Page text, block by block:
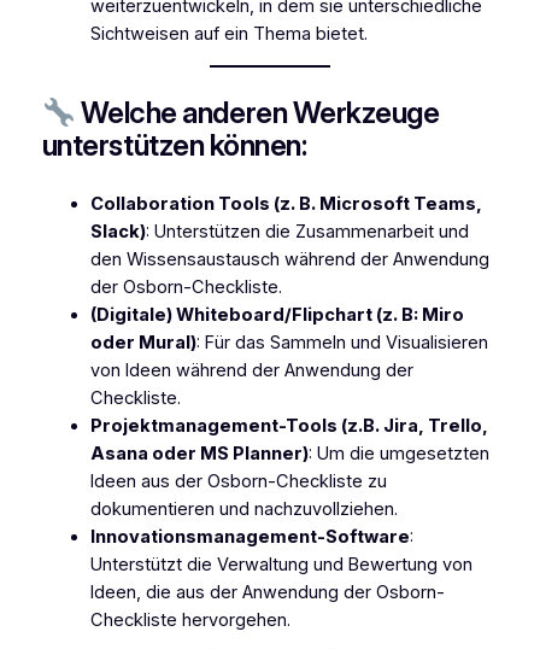
weiterzuentwickeln, in dem sie unterschiedliche
Sichtweisen auf ein Thema bietet.
Welche anderen Werkzeuge
unterstützen können:
Collaboration Tools (z. B. Microsoft Teams,
Slack): Unterstützen die Zusammenarbeit und
den Wissensaustausch während der Anwendung
der Osborn-Checkliste.
(Digitale) Whiteboard/Flipchart (z. B: Miro
oder Mural): Für das Sammeln und Visualisieren
von Ideen während der Anwendung der
Checkliste.
Projektmanagement-Tools (z.B. Jira, Trello,
Asana oder MS Planner): Um die umgesetzten
Ideen aus der Osborn-Checkliste zu
dokumentieren und nachzuvollziehen.
Innovationsmanagement-Software:
Unterstützt die Verwaltung und Bewertung von
Ideen, die aus der Anwendung der Osborn-
Checkliste hervorgehen.